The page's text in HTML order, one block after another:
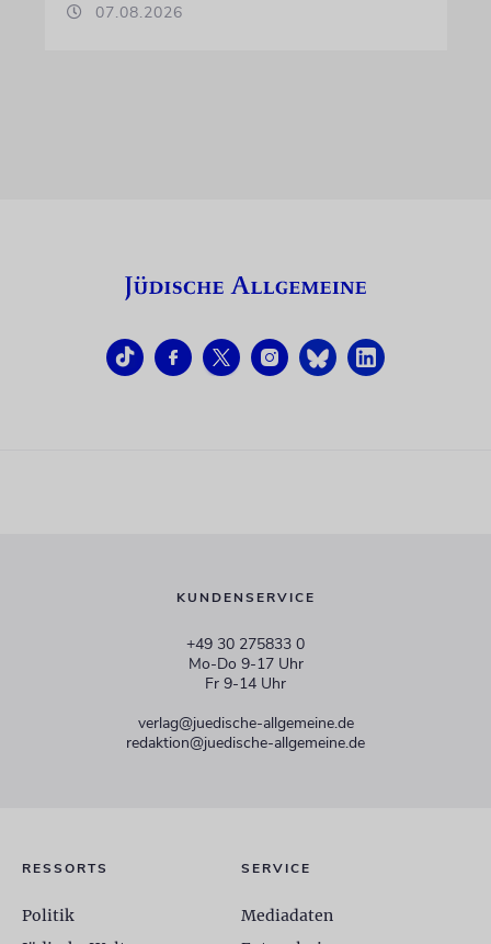
07.08.2026
KUNDENSERVICE
+49 30 275833 0
Mo-Do 9-17 Uhr
Fr 9-14 Uhr
verlag@juedische-allgemeine.de
redaktion@juedische-allgemeine.de
RESSORTS
Politik
SERVICE
Mediadaten